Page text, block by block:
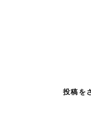
投稿を